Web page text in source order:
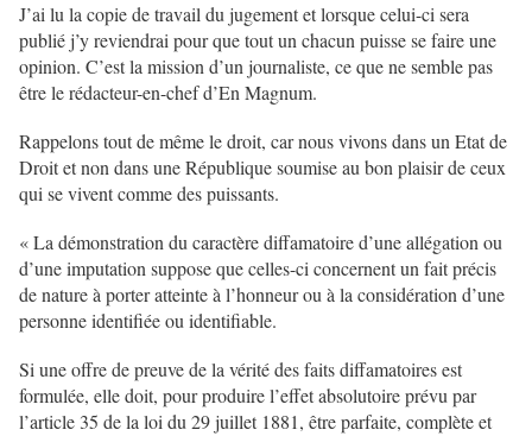
J’ai lu la copie de travail du jugement et lorsque celui-ci sera
publié j’y reviendrai pour que tout un chacun puisse se faire une
opinion. C’est la mission d’un journaliste, ce que ne semble pas
être le rédacteur-en-chef d’En Magnum.
Rappelons tout de même le droit, car nous vivons dans un Etat de
Droit et non dans une République soumise au bon plaisir de ceux
qui se vivent comme des puissants.
« La démonstration du caractère diffamatoire d’une allégation ou
d’une imputation suppose que celles-ci concernent un fait précis
de nature à porter atteinte à l’honneur ou à la considération d’une
personne identifiée ou identifiable.
Si une offre de preuve de la vérité des faits diffamatoires est
formulée, elle doit, pour produire l’effet absolutoire prévu par
l’article 35 de la loi du 29 juillet 1881, être parfaite, complète et